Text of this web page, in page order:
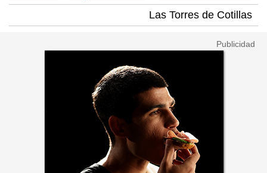
Las Torres de Cotillas